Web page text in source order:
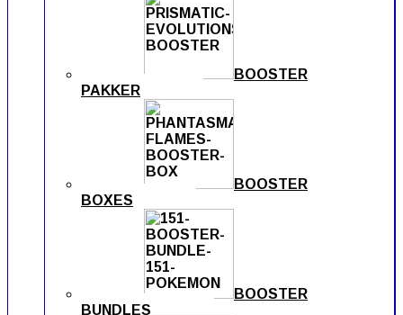
BOOSTER
PAKKER
BOOSTER
BOXES
BOOSTER
BUNDLES